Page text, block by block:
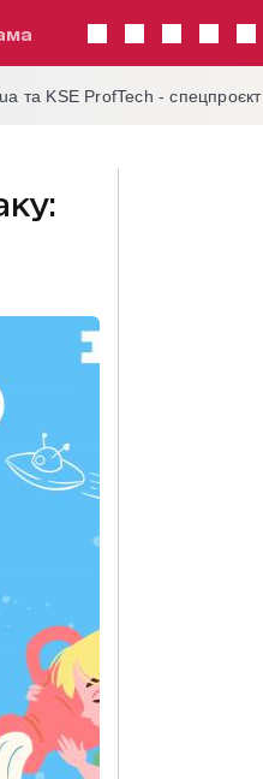
та KSE ProfTech - спецпроєкт